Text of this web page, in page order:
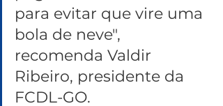
para evitar que vire uma
bola de neve",
recomenda Valdir
Ribeiro, presidente da
FCDL-GO.